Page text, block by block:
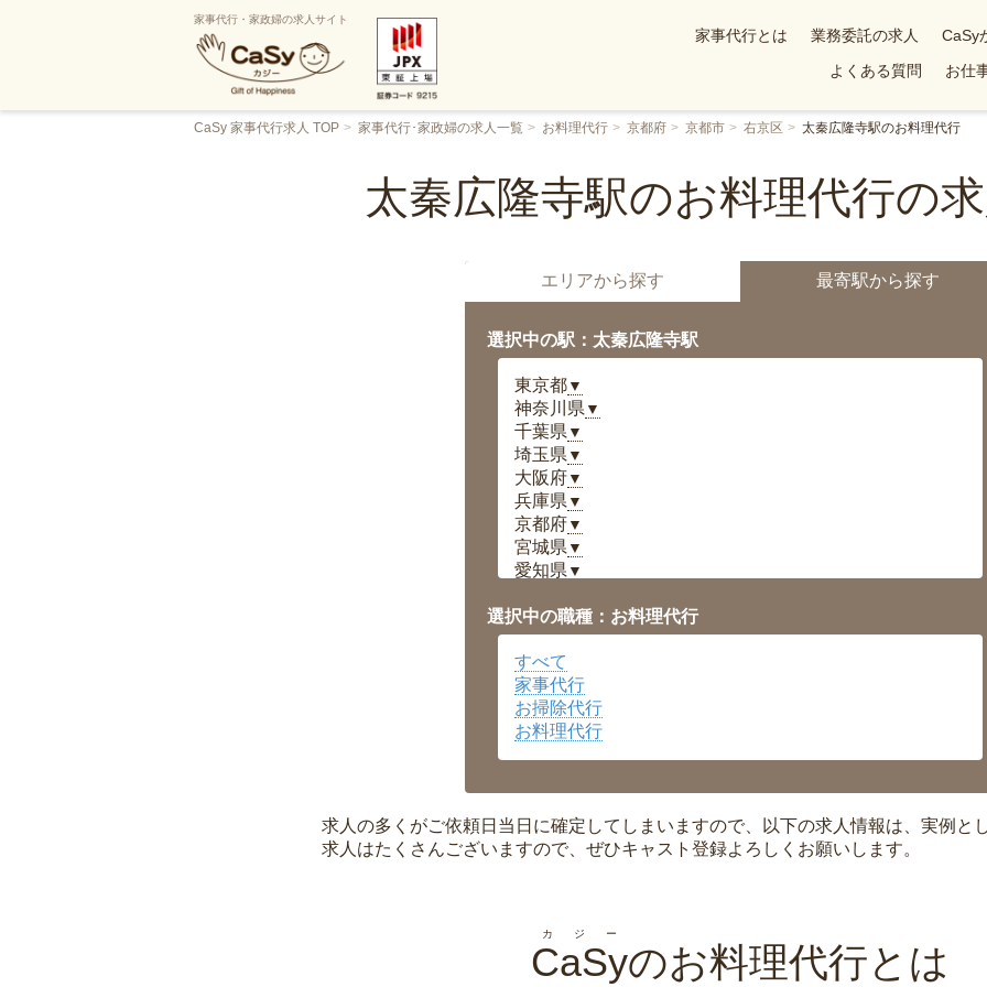
家事代行・家政婦の求人サイト
家事代行とは 業務委託の求人 CaSy
よくある質問
お仕
CaSy 家事代行求人 TOP 家事代行･家政婦の求人一覧 お料理代行 京都府 京都市 右京区 太秦広隆寺駅のお料理代行
太秦広隆寺駅のお料理代行の
エリアから探す 最寄駅から探す
選択中の駅：太秦広隆寺駅
東京都▼
神奈川県 ▼
千葉県 ▼
埼玉県 ▼
大阪府▼
兵庫県 ▼
京都府▼
宮城県 ▼
愛知県 ▼
岡山県▼
広島県▼
沖縄県
選択中の職種：お料理代行
すべて
家事代行
お掃除代行
お料理代行
求人の多くがご依頼日当日に確定してしまいますので、以下の求人情報は、実例と
求人はたくさんございますので、ぜひキャスト登録よろしくお願いします。
CaSy
カジー
のお料理代行とは